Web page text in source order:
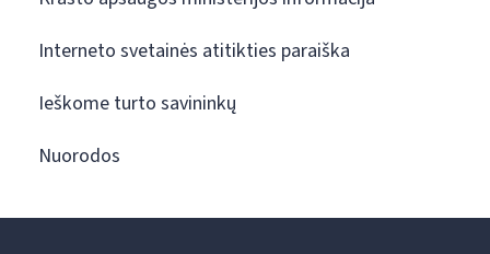
Interneto svetainės atitikties paraiška
Ieškome turto savininkų
Nuorodos